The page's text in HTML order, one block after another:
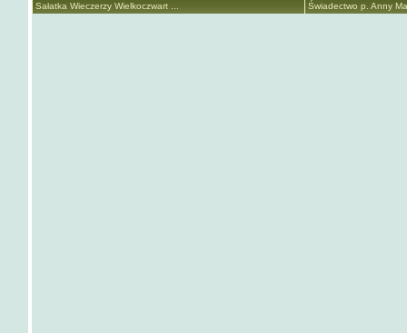
Sałatka Wieczerzy Wielkoczwart ... Świadectwo p. Anny